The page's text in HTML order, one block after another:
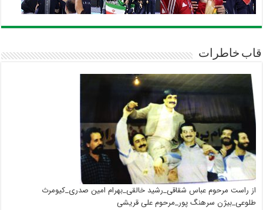
قاب خاطرات
از راست مرحوم عباس شقاقی_رشید خالقی_بهرام امین صدری_کیومرث
طلوعی_بیژن سرهنگ پور_مرحوم علی قریشی